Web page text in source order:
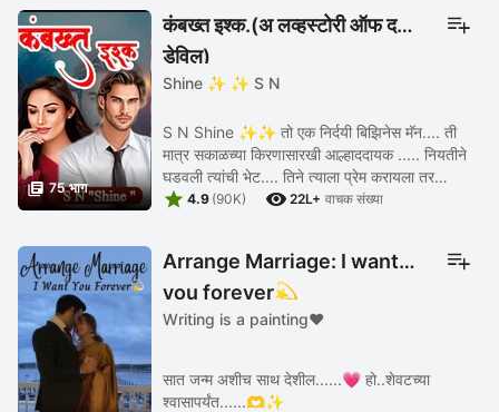
 75 भाग
कंबख्त इश्क.(अ लव्हस्टोरी ऑफ द
डेविल)
Shine ✨ ✨ S N
S N Shine ✨✨ तो एक निर्दयी बिझिनेस मॅन.... ती
मात्र सकाळच्या किरणासारखी आल्हाददायक ..... नियतीने
घडवली त्यांची भेट.... तिने त्याला प्रेम करायला तर
शिकवलेच .... पण प्रेमात सगळ्या हद्द पार करायलाही ...
 4.9 (90K)  22L+ वाचक संख्या
Arrange Marriage: I want
you forever💫
Writing is a painting❤
सात जन्म अशीच साथ देशील......💗 हो..शेवटच्या
श्वासापर्यंत......🫶✨️